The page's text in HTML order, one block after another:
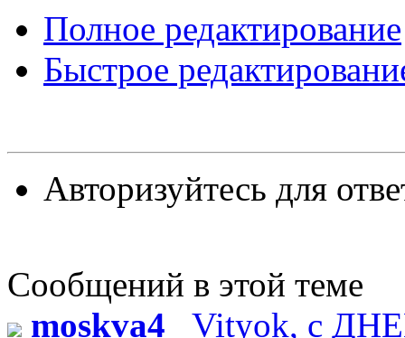
Полное редактирование
Быстрое
Авторизуйтесь для
Сообщений в этой теме
moskva4
Vityok, с